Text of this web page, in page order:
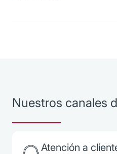
Nuestros canales
Atención a